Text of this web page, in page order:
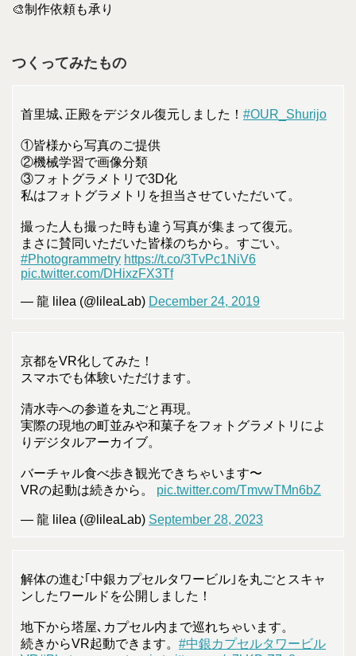
🎨制作依頼も承り
つくってみたもの
首里城､正殿をデジタル復元しました！ #OUR_Shurijo
①皆様から写真のご提供
②機械学習で画像分類
③フォトグラメトリで3D化
私はフォトグラメトリを担当させていただいて。
撮った人も撮った時も違う写真が集まって復元。
まさに賛同いただいた皆様のちから。すごい。
#Photogrammetry https://t.co/3TvPc1NiV6
pic.twitter.com/DHixzFX3Tf
— 龍 lilea (@lileaLab) December 24, 2019
京都をVR化してみた！
スマホでも体験いただけます。
清水寺への参道を丸ごと再現。
実際の現地の町並みや和菓子をフォトグラメトリによ
りデジタルアーカイブ。
バーチャル食べ歩き観光できちゃいます〜
VRの起動は続きから。 pic.twitter.com/TmvwTMn6bZ
— 龍 lilea (@lileaLab) September 28, 2023
解体の進む｢中銀カプセルタワービル｣を丸ごとスキャ
ンしたワールドを公開しました！
地下から塔屋､カプセル内まで巡れちゃいます。
続きからVR起動できます。 #中銀カプセルタワービル